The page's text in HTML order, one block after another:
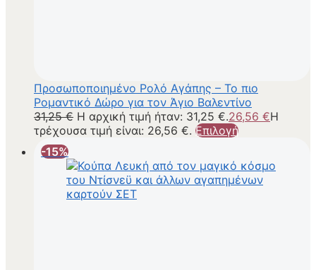
Προσωποποιημένο Ρολό Αγάπης – Το πιο
Ρομαντικό Δώρο για τον Άγιο Βαλεντίνο
31,25€ Η αρχική τιμή ήταν: 31,25 €.26,56 €Η
τρέχουσα τιμή είναι: 26,56 €. Επιλογή
-15%